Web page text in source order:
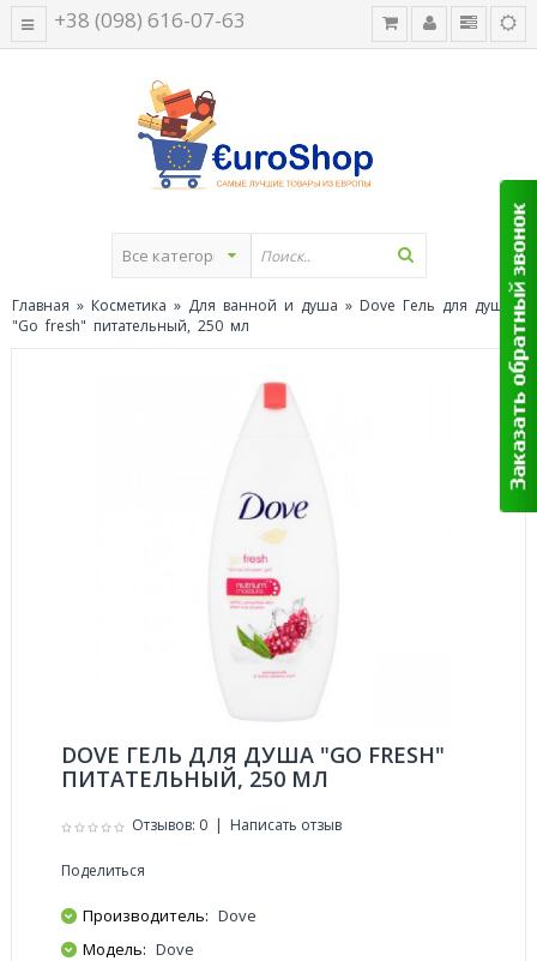
+38 (098) 616-07-63
Главная » Косметика » Для ванной и душа » Dove Гель для душа
"Go fresh" питательный, 250 мл
DOVE ГЕЛЬ ДЛЯ ДУША "GO FRESH"
ПИТАТЕЛЬНЫЙ, 250 МЛ
Отзывов: 0 | Написать отзыв
Поделиться
Производитель: Dove
Модель: Dove